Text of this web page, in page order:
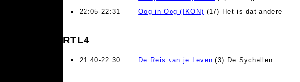
22:05-22:31
Oog in Oog (IKON) (17) Het is dat andere
RTL4
21:40-22:30 De Reis van je Leven (3) De Sychellen